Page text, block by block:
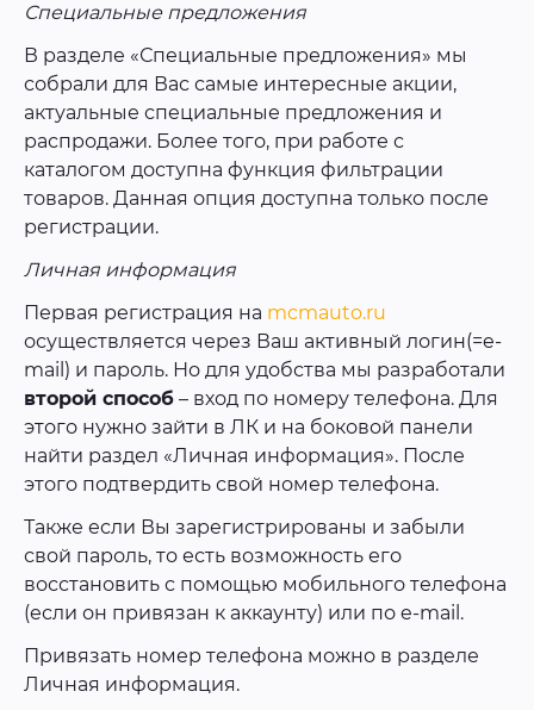
Специальные предложения
В разделе «Специальные предложения» мы
собрали для Вас самые интересные акции,
актуальные специальные предложения и
распродажи. Более того, при работе с
каталогом доступна функция фильтрации
товаров. Данная опция доступна только после
регистрации.
Личная информация
Первая регистрация на mcmauto.ru
осуществляется через Ваш активный логин(=e-
mail) и пароль. Но для удобства мы разработали
второй способ – вход по номеру телефона. Для
этого нужно зайти в ЛК и на боковой панели
найти раздел «Личная информация». После
этого подтвердить свой номер телефона.
Также если Вы зарегистрированы и забыли
свой пароль, то есть возможность его
восстановить с помощью мобильного телефона
(если он привязан к аккаунту) или по e-mail.
Привязать номер телефона можно в разделе
Личная информация.